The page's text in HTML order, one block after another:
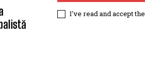
I've read and accept the